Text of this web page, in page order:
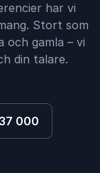
har vi
Stort som
gamla – vi
din talare.
000